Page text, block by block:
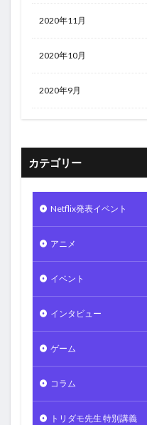
2020年11月
2020年10月
2020年9月
カテゴリー
Netflix発表イベント
アニメ
イベント
インタビュー
ゲーム
コラム
トリダモ先生 特別講義